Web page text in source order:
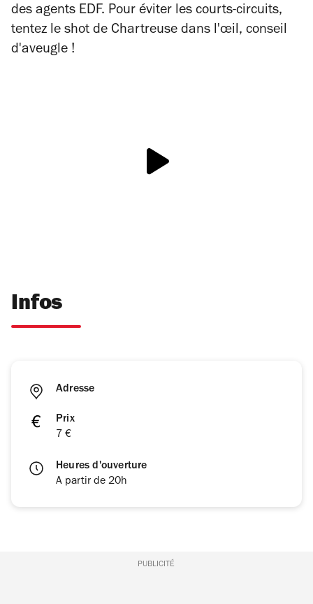
des agents EDF. Pour éviter les courts-circuits,
tentez le shot de Chartreuse dans l'œil, conseil
d'aveugle !
Infos
Adresse
Prix
7 €
Heures d'ouverture
A partir de 20h
PUBLICITÉ